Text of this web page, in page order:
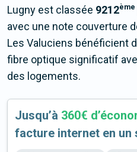
Lugny est classée 9212ème
avec une note couverture
Les Valuciens bénéficient
fibre optique significatif
des logements.
Jusqu’à 360€
facture internet en un